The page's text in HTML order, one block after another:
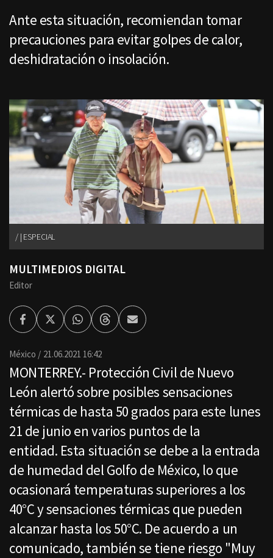
Ante esta situación, recomiendan tomar
precauciones para evitar golpes de calor,
deshidratación o insolación.
| ESPECIAL
MULTIMEDIOS DIGITAL
Editor
FacebookTwitterWhatsappThreadsEnviar
por
México 21.06.2021 16:42
MONTERREY.- Protección Civil de Nuevo
León alertó sobre posibles sensaciones
térmicas de hasta 50 grados para este lunes
21 de junio en varios puntos de la
entidad. Esta situación se debe a la entrada
de humedad del Golfo de México, lo que
ocasionará temperaturas superiores a los
40°C y sensaciones térmicas que pueden
alcanzar hasta los 50°C. De acuerdo a un
comunicado, también se tiene riesgo "Muy